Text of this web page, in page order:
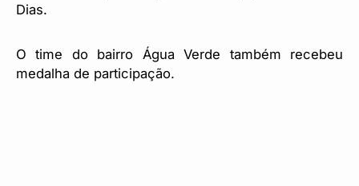
Dias.
O time do bairro Água Verde também recebeu
medalha de participação.